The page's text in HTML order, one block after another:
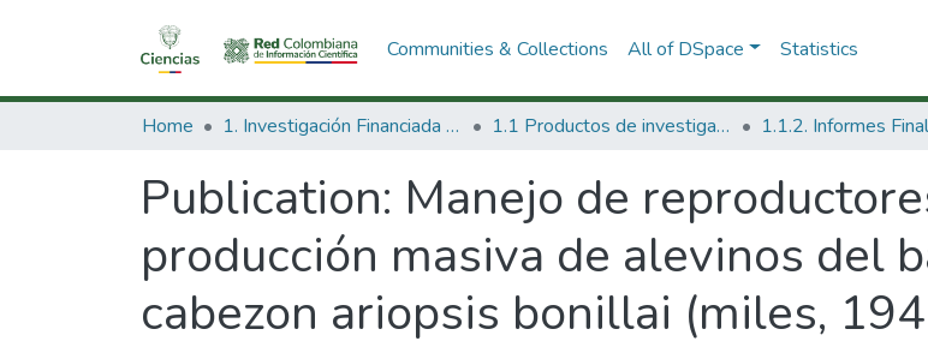
Communities & Collections All of DSpace Statistics
Home 1. Investigación Financiada con Recursos Públicos 1.1 Productos de investigación 1.1.2. Informes
Publication: Manejo de
producción masiva de alevinos del
cabezon ariopsis bonillai (miles,